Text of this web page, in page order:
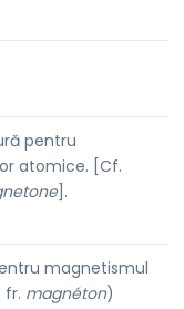
pentru
atomice. [Cf.
].
magnetismul
fr. magnéton)